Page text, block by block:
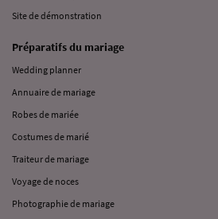
Site de démonstration
Préparatifs du mariage
Wedding planner
Annuaire de mariage
Robes de mariée
Costumes de marié
Traiteur de mariage
Voyage de noces
Photographie de mariage